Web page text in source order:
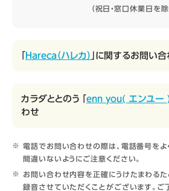
（祝日・窓口休業日を除
Hareca（ハレカ） 」に関するお問い
カラダととのう 「 enn you( エンユー
わせ
電話でお問い合わせの際は、電話番号をよ
間違いないようにご注意ください。
お問い合わせ内容を正確にうけたまわる
録音させていただくことがございます。ご